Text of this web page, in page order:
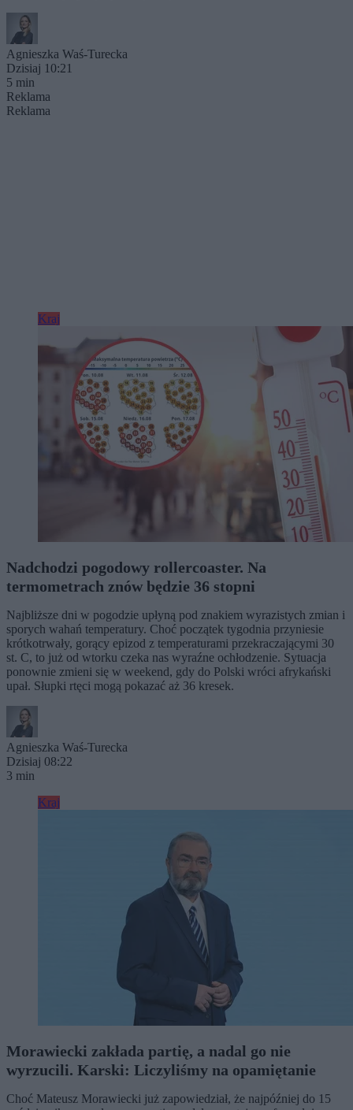
Agnieszka Waś-Turecka
Dzisiaj 10:21
5 min
Reklama
Reklama
Kraj
Nadchodzi pogodowy rollercoaster. Na
termometrach znów będzie 36 stopni
Najbliższe dni w pogodzie upłyną pod znakiem wyrazistych zmian i
sporych wahań temperatury. Choć początek tygodnia przyniesie
krótkotrwały, gorący epizod z temperaturami przekraczającymi 30
st. C, to już od wtorku czeka nas wyraźne ochłodzenie. Sytuacja
ponownie zmieni się w weekend, gdy do Polski wróci afrykański
upał. Słupki rtęci mogą pokazać aż 36 kresek.
Agnieszka Waś-Turecka
Dzisiaj 08:22
3 min
Kraj
Morawiecki zakłada partię, a nadal go nie
wyrzucili. Karski: Liczyliśmy na opamiętanie
Choć Mateusz Morawiecki już zapowiedział, że najpóźniej do 15